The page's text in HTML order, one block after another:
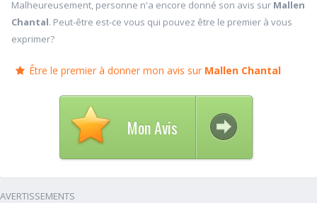
Malheureusement, personne n'a encore donné son avis sur Mallen
Chantal. Peut-être est-ce vous qui pouvez être le premier à vous
exprimer?
Être le premier à donner mon avis sur Mallen Chantal
Mon Avis
AVERTISSEMENTS